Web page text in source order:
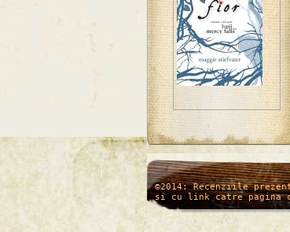
/* */
©2014: Recenziile
si cu link catre pagina